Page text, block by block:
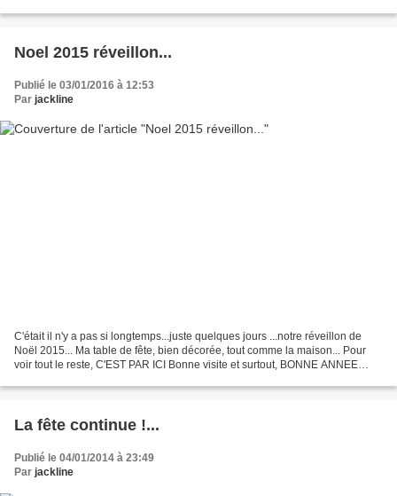
Noel 2015 réveillon...
Publié le 03/01/2016 à 12:53
Par jackline
C'était il n'y a pas si longtemps...juste quelques jours ...notre réveillon de
Noël 2015... Ma table de fête, bien décorée, tout comme la maison... Pour
voir tout le reste, C'EST PAR ICI Bonne visite et surtout, BONNE ANNEE
La fête continue !...
Publié le 04/01/2014 à 23:49
Par jackline